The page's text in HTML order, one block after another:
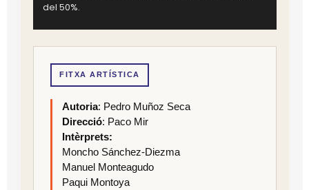
del 50%.
FITXA ARTÍSTICA
Autoria: Pedro Muñoz Seca
Direcció: Paco Mir
Intèrprets:
Moncho Sánchez-Diezma
Manuel Monteagudo
Paqui Montoya